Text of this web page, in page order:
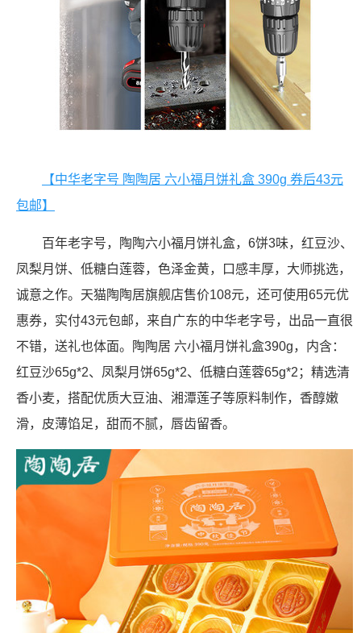
【中华老字号 陶陶居 六小福月饼礼盒 390g 券后43元
包邮】
百年老字号，陶陶六小福月饼礼盒，6饼3味，红豆沙、
凤梨月饼、低糖白莲蓉，色泽金黄，口感丰厚，大师挑选，
诚意之作。天猫陶陶居旗舰店售价108元，还可使用65元优
惠券，实付43元包邮，来自广东的中华老字号，出品一直很
不错，送礼也体面。陶陶居 六小福月饼礼盒390g，内含：
红豆沙65g*2、凤梨月饼65g*2、低糖白莲蓉65g*2；精选清
香小麦，搭配优质大豆油、湘潭莲子等原料制作，香醇嫩
滑，皮薄馅足，甜而不腻，唇齿留香。